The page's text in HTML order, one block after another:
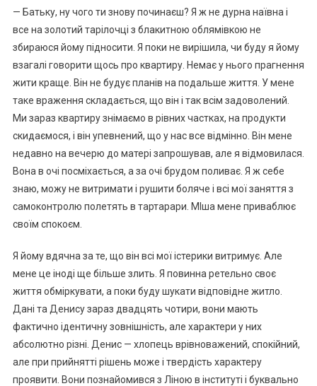
— Батьку, ну чого ти знову починаєш? Я ж не дурна наївна і
все на золотий тарілочці з блакитною облямівкою не
збираюся йому підносити. Я поки не вирішила, чи буду я йому
взагалі говорити щось про квартиру. Немає у нього прагнення
жити краще. Він не будує планів на подальше життя. У мене
таке враження складається, що він і так всім задоволений.
Ми зараз квартиру знімаємо в рівних частках, на продукти
скидаємося, і він упевнений, що у нас все відмінно. Він мене
недавно на вечерю до матері запрошував, але я відмовилася.
Вона в очі посміхається, а за очі брудом поливає. Я ж себе
знаю, можу не витримати і рушити боляче і всі мої заняття з
самоконтролю полетять в тартарари. МІша мене приваблює
своїм спокоєм.
Я йому вдячна за те, що він всі мої істерики витримує. Але
мене це іноді ще більше злить. Я повинна ретельно своє
життя обміркувати, а поки буду шукати відповідне житло.
Дані та Денису зараз двадцять чотири, вони мають
фактично ідентичну зовнішність, але характери у них
абсолютно різні. Денис — хлопець врівноважений, спокійний,
але при прийнятті рішень може і твердість характеру
проявити. Вони познайомився з Ліною в інституті і буквально